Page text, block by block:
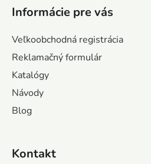
Informácie pre vás
Veľkoobchodná registrácia
Reklamačný formulár
Katalógy
Návody
Blog
Kontakt